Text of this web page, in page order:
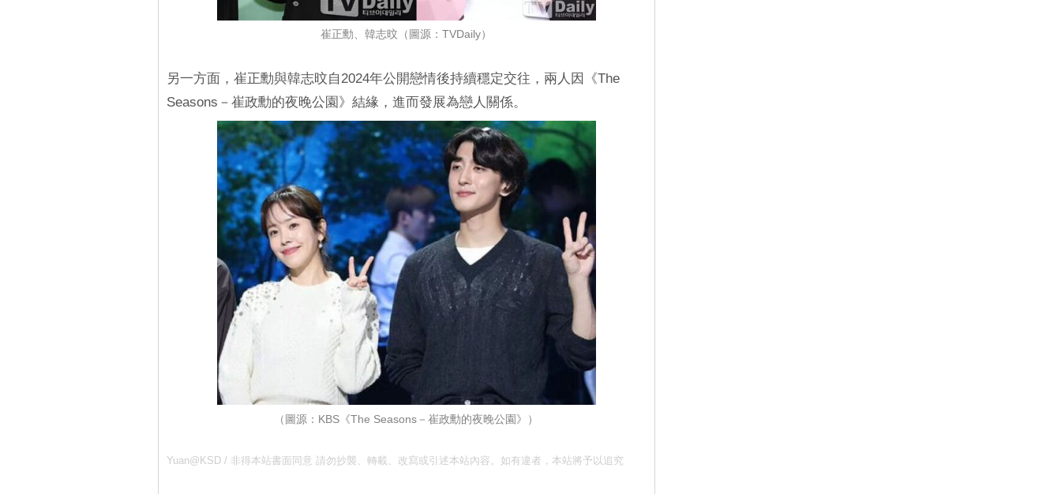
崔正勳、韓志旼（圖源：TVDaily）
另一方面，崔正勳與韓志旼自2024年公開戀情後持續穩定交往，兩人因《The
Seasons－崔政勳的夜晚公園》結緣，進而發展為戀人關係。
（圖源：KBS《The Seasons－崔政勳的夜晚公園》）
Yuan@KSD / 非得本站書面同意 請勿抄襲、轉載、改寫或引述本站內容。如有違者，本站將予以追究